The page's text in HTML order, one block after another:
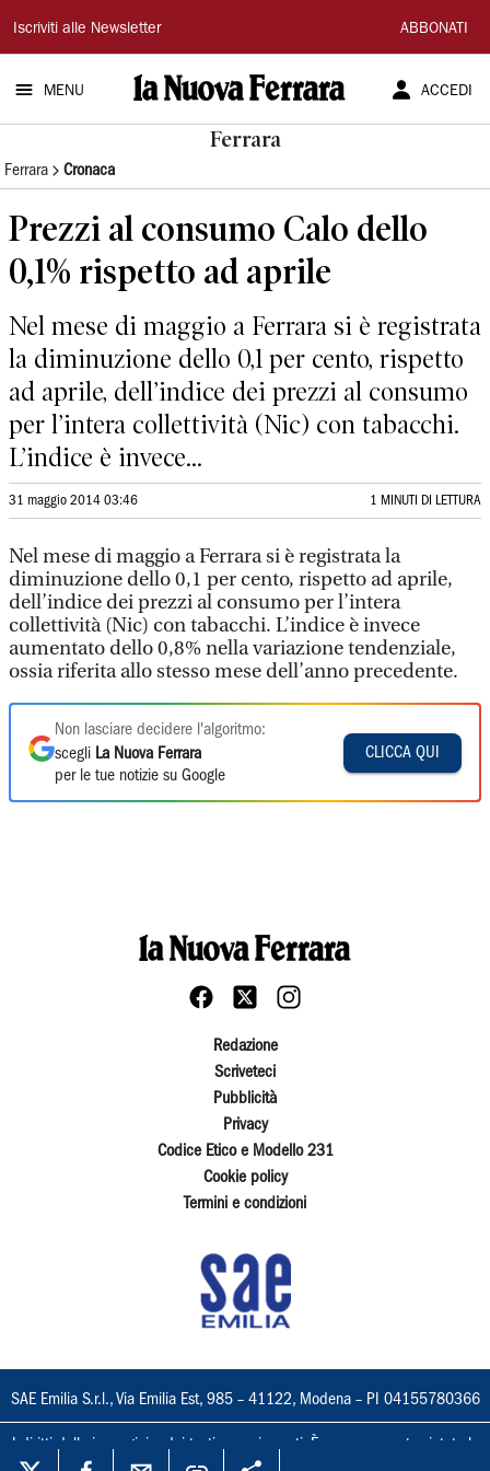
La
Nuova
Ferrara
Iscriviti alle Newsletter ABBONATI
MENU ACCEDI
Ferrara
Ferrara Cronaca
Prezzi al consumo Calo dello
0,1% rispetto ad aprile
Nel mese di maggio a Ferrara si è registrata
la diminuzione dello 0,1 per cento, rispetto
ad aprile, dell’indice dei prezzi al consumo
per l’intera collettività (Nic) con tabacchi.
L’indice è invece...
31 maggio 2014 03:46 1 MINUTI DI LETTURA
Nel mese di maggio a Ferrara si è registrata la
diminuzione dello 0,1 per cento, rispetto ad aprile,
dell’indice dei prezzi al consumo per l’intera
collettività (Nic) con tabacchi. L’indice è invece
aumentato dello 0,8% nella variazione tendenziale,
ossia riferita allo stesso mese dell’anno precedente.
Non lasciare decidere l'algoritmo:
scegli La Nuova Ferrara
per le tue notizie su Google
CLICCA QUI
Redazione
Scriveteci
Pubblicità
Privacy
Codice Etico e Modello 231
Cookie policy
Termini e condizioni
SAE Emilia S.r.l., Via Emilia Est, 985 – 41122, Modena – PI 04155780366
I diritti delle immagini e dei testi sono riservati. È espressamente vietata la